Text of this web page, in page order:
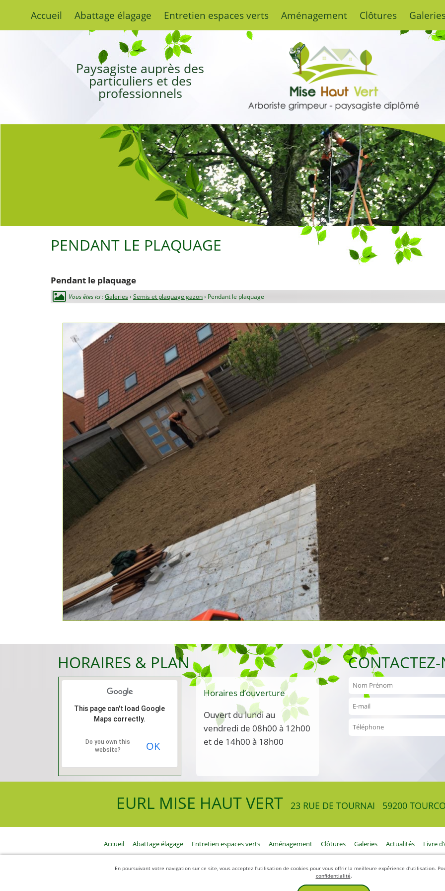
Accueil Abattage élagage Entretien espaces verts Aménagement Clôtures
Paysagiste auprès des
particuliers et des
professionnels
Pendant le plaquage
Vous êtes ici :Galeries› Semis et plaquage gazon› Pendant le plaquage
PENDANT LE PLAQUAGE
HORAIRES & PLAN
This page can't load Google
Maps correctly.
Do you own this
website?
OK
Horaires d’ouverture
Ouvert du lundi au
vendredi de 08h00 à 12h00
et de 14h00 à 18h00
EURL MISE HAUT VERT 23 RUE DE TOURNAI 59200
Accueil Abattage élagage Entretien espaces verts Aménagement Clôtures Galeries Actualités Livre
En poursuivant votre navigation sur ce site, vous acceptez l'utilisation de cookies pour vous offrir la meilleure expérience d'utilisation.
confidentialité.